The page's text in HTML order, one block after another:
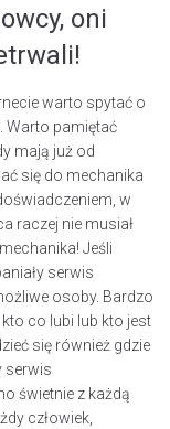
oni
warto spytać o
Warto pamiętać
mają już od
się do mechanika
w
raczej nie musiał
Jeśli
serwis
osoby. Bardzo
co lubi lub kto jest
się również gdzie
serwis
świetnie z każdą
człowiek,